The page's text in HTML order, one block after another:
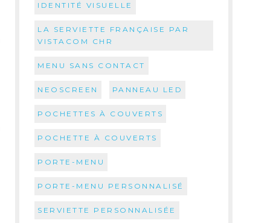
IDENTITÉ VISUELLE
LA SERVIETTE FRANÇAISE PAR
VISTACOM CHR
MENU SANS CONTACT
NEOSCREEN PANNEAU LED
POCHETTES À COUVERTS
POCHETTE À COUVERTS
PORTE-MENU
PORTE-MENU PERSONNALISÉ
SERVIETTE PERSONNALISÉE